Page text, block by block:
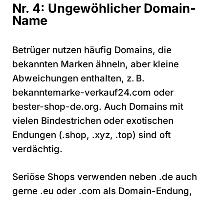
Nr. 4: Ungewöhlicher Domain-
Name
Betrüger nutzen häufig Domains, die
bekannten Marken ähneln, aber kleine
Abweichungen enthalten, z. B.
bekanntemarke-verkauf24.com oder
bester-shop-de.org. Auch Domains mit
vielen Bindestrichen oder exotischen
Endungen (.shop, .xyz, .top) sind oft
verdächtig.
Seriöse Shops verwenden neben .de auch
gerne .eu oder .com als Domain-Endung,